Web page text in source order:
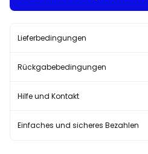
Lieferbedingungen
Rückgabebedingungen
Hilfe und Kontakt
Einfaches und sicheres Bezahlen